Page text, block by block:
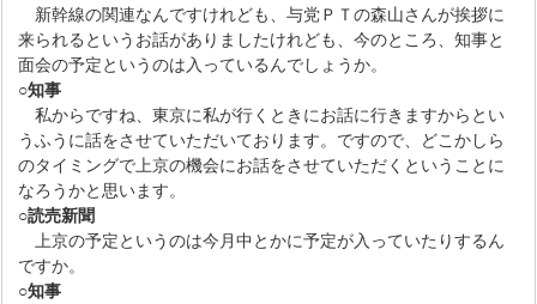
新幹線の関連なんですけれども、与党ＰＴの森山さんが挨拶に
来られるというお話がありましたけれども、今のところ、知事と
面会の予定というのは入っているんでしょうか。
○知事
私からですね、東京に私が行くときにお話に行きますからとい
うふうに話をさせていただいております。ですので、どこかしら
のタイミングで上京の機会にお話をさせていただくということに
なろうかと思います。
○読売新聞
上京の予定というのは今月中とかに予定が入っていたりするん
ですか。
○知事